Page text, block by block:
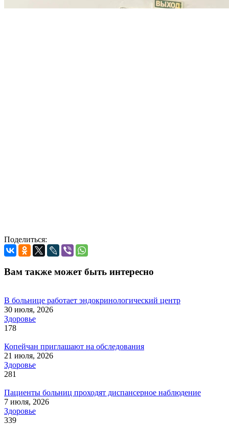
Поделиться:
Вам также может быть интересно
В больнице работает эндокринологический центр
30 июля, 2026
Здоровье
178
Копейчан приглашают на обследования
21 июля, 2026
Здоровье
281
Пациенты больниц проходят диспансерное наблюдение
7 июля, 2026
Здоровье
339